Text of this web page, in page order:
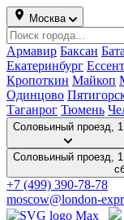
Москва
Армавир Баксан
Екатеринбург
Кропоткин Майкоп
Одинцово
Таганрог Тюмень
Соловьиный проезд, 1
Соловьиный проезд, 1
+7 (499) 390-78-78
moscow@london-